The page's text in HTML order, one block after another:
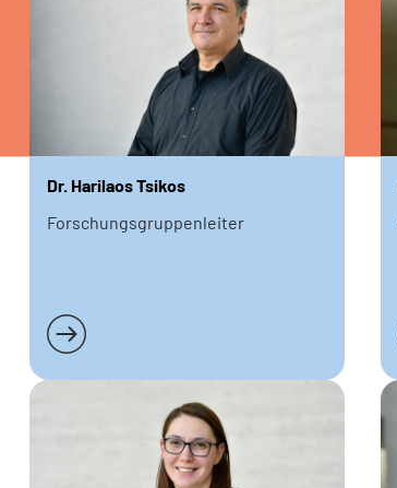
Dr. Harilaos Tsikos
Forschungsgruppenleiter
Weiterlesen